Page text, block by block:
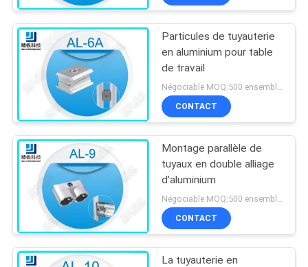
Particules de tuyauterie
en aluminium pour table
de travail
CONTACT
Montage parallèle de
tuyaux en double alliage
d'aluminium
CONTACT
La tuyauterie en